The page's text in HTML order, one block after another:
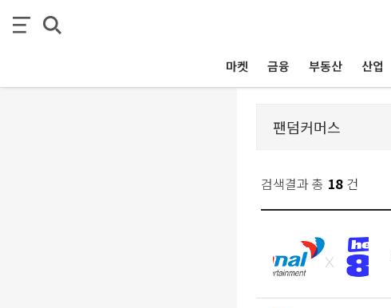
마켓 금융 부동산 산업
검색결과 총 18 건